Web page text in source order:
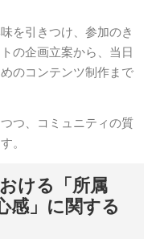
を引きつけ、参加のき
の企画立案から、当日
のコンテンツ制作まで
つ、コミュニティの質
。
ける「所属
感」に関する